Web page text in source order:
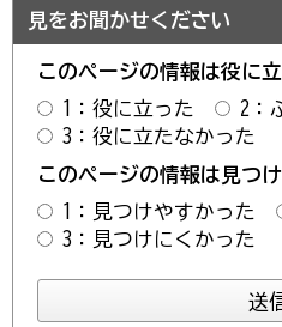
見をお聞かせください
このページの情報は役に
1：役に立った
2：
3：役に立たなかった
このページの情報は見つ
1：見つけやすかった
3：見つけにくかった